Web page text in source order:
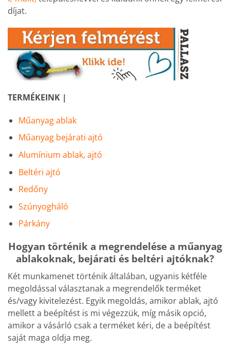
díjat.
TERMÉKEINK |
Műanyag ablak
Műanyag bejárati ajtó
Alumínium ablak, ajtó
Beltéri ajtó
Redőny
Szúnyogháló
Párkány
Hogyan történik a megrendelése a műanyag
ablakoknak, bejárati és beltéri ajtóknak?
Két munkamenet történik általában, ugyanis kétféle
megoldással választanak a megrendelők terméket
és/vagy kivitelezést. Egyik megoldás, amikor ablak, ajtó
mellett a beépítést is mi végezzük, míg másik opció,
amikor a vásárló csak a terméket kéri, de a beépítést
saját maga oldja meg.